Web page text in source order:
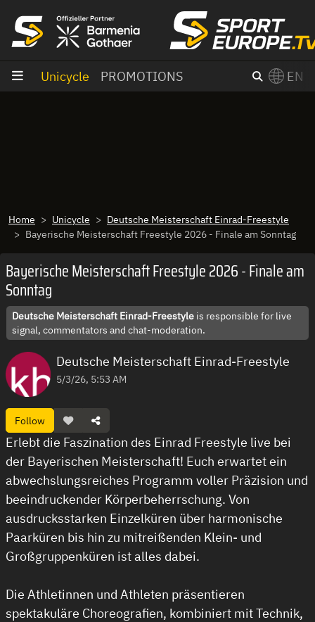
Unicycle PROMOTIONS EN
Home Unicycle
Deutsche Meisterschaft Einrad-Freestyle
Bayerische Meisterschaft Freestyle 2026 - Finale am Sonntag
Bayerische Meisterschaft Freestyle 2026 - Finale am
Sonntag
Deutsche Meisterschaft Einrad-Freestyle is responsible for live
signal, commentators and chat-moderation.
Deutsche Meisterschaft Einrad-Freestyle
5/3/26, 5:53 AM
Follow
Erlebt die Faszination des Einrad Freestyle live bei
der Bayerischen Meisterschaft! Euch erwartet ein
abwechslungsreiches Programm voller Präzision und
beeindruckender Körperbeherrschung. Von
ausdrucksstarken Einzelküren über harmonische
Paarküren bis hin zu mitreißenden Klein- und
Großgruppenküren ist alles dabei.
Die Athletinnen und Athleten präsentieren
spektakuläre Choreografien, kombiniert mit Technik,